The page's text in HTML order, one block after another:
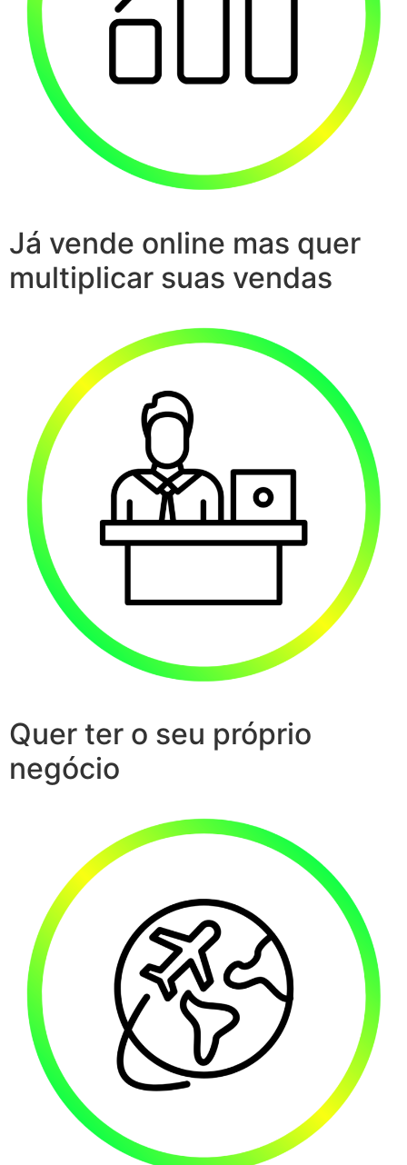
Já vende online mas quer
multiplicar suas vendas
Quer ter o seu próprio
negócio